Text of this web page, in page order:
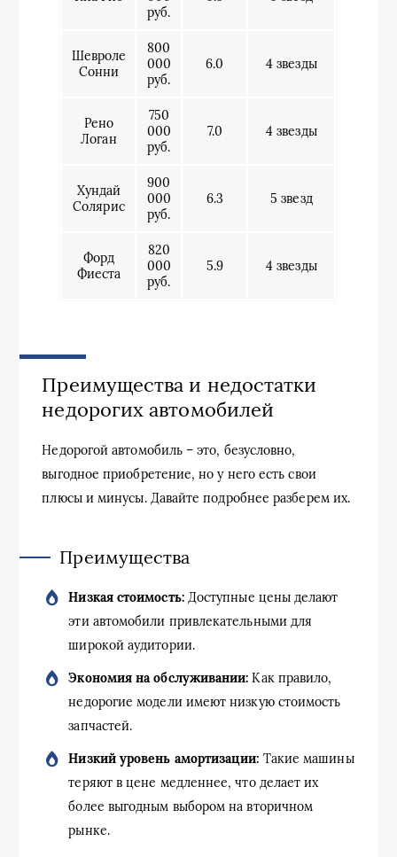
руб.
Шевроле
Сонни
800
000
руб.
6.0 4 звезды
Рено
Логан
750
000
руб.
7.0 4 звезды
Хундай
Солярис
900
000
руб.
6.3 5 звезд
Форд
Фиеста
820
000
руб.
5.9 4 звезды
Преимущества и недостатки
недорогих автомобилей
Недорогой автомобиль – это, безусловно,
выгодное приобретение, но у него есть свои
плюсы и минусы. Давайте подробнее разберем их.
Преимущества
Низкая стоимость:Доступные цены делают
эти автомобили привлекательными для
широкой аудитории.
Экономия на обслуживании: Как правило,
недорогие модели имеют низкую стоимость
запчастей.
Низкий уровень амортизации: Такие машины
теряют в цене медленнее, что делает их
более выгодным выбором на вторичном
рынке.